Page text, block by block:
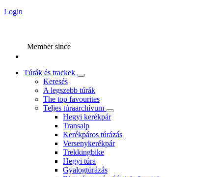
Login
Member since
Túrák és trackek
Keresés
A legszebb túrák
The top favourites
Teljes túraarchívum
Hegyi kerékpár
Transalp
Kerékpáros túrázás
Versenykerékpár
Trekkingbike
Hegyi túra
Gyalogtúrázás